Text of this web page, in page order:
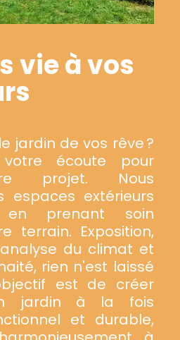
vie à vos
jardin de vos rêve ?
écoute pour
projet. Nous
espaces extérieurs
prenant soin
terrain. Exposition,
du climat et
rien n'est laissé
est de créer
jardin à la fois
et durable,